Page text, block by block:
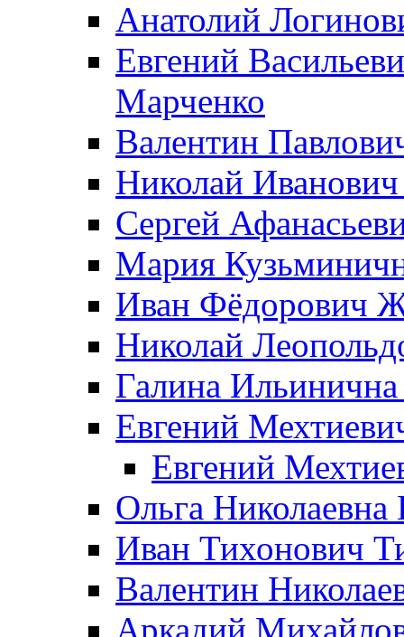
Анатолий
Евгений
Марченко
Валентин
Николай Иванович
Сергей
Мария
Иван Фёдорович
Николай
Галина
Евгений
Евгений
Ольга Николаевна
Иван Тихонович
Валентин
Аркадий